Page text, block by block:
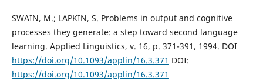
SWAIN, M.; LAPKIN, S. Problems in output and cognitive
processes they generate: a step toward second language
learning. Applied Linguistics, v. 16, p. 371-391, 1994. DOI
https://doi.org/10.1093/applin/16.3.371 DOI:
https://doi.org/10.1093/applin/16.3.371